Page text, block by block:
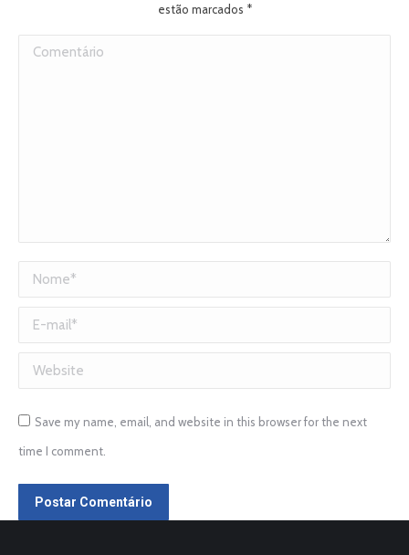
estão marcados *
Comentário
Nome *
E-mail *
Website
Save my name, email, and website in this browser for the next
time I comment.
Postar Comentário